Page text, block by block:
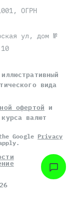
ОГРН
ул, дом №
вида
офертой и
валют
Google Privacy